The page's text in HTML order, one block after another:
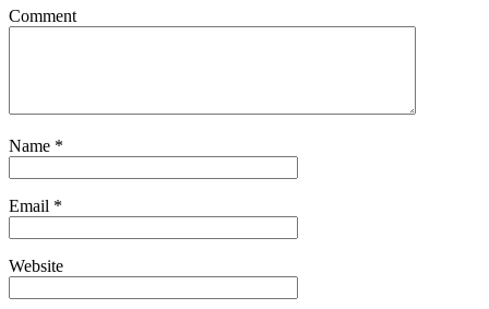
Comment
Name *
Email *
Website